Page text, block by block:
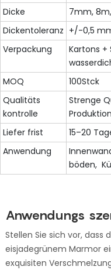
Dicke
7mm,
Dickentoleranz +/-0,5
Verpackung
Kartons
MOQ
100Stck
Qualitäts
kontrolle
Strenge
Liefer frist
15–20
Anwendung
böden,
Anwendungs
Stellen Sie sich vor, dass
eisjadegrünem Marmor
exquisiten